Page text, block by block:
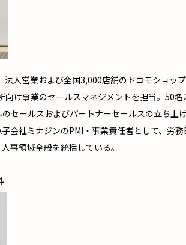
人営業および全国3,000店舗のドコモショッ
け事業のセールスマネジメントを担当。50
セールスおよびパートナーセールスの立ち上
社ミナジンのPMI・事業責任者として、労
事領域全般を統括している。